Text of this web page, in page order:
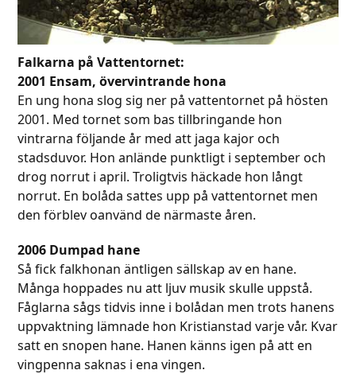
Falkarna på Vattentornet:
2001 Ensam, övervintrande hona
En ung hona slog sig ner på vattentornet på hösten
2001. Med tornet som bas tillbringande hon
vintrarna följande år med att jaga kajor och
stadsduvor. Hon anlände punktligt i september och
drog norrut i april. Troligtvis häckade hon långt
norrut. En bolåda sattes upp på vattentornet men
den förblev oanvänd de närmaste åren.
2006 Dumpad hane
Så fick falkhonan äntligen sällskap av en hane.
Många hoppades nu att ljuv musik skulle uppstå.
Fåglarna sågs tidvis inne i bolådan men trots hanens
uppvaktning lämnade hon Kristianstad varje vår. Kvar
satt en snopen hane. Hanen känns igen på att en
vingpenna saknas i ena vingen.